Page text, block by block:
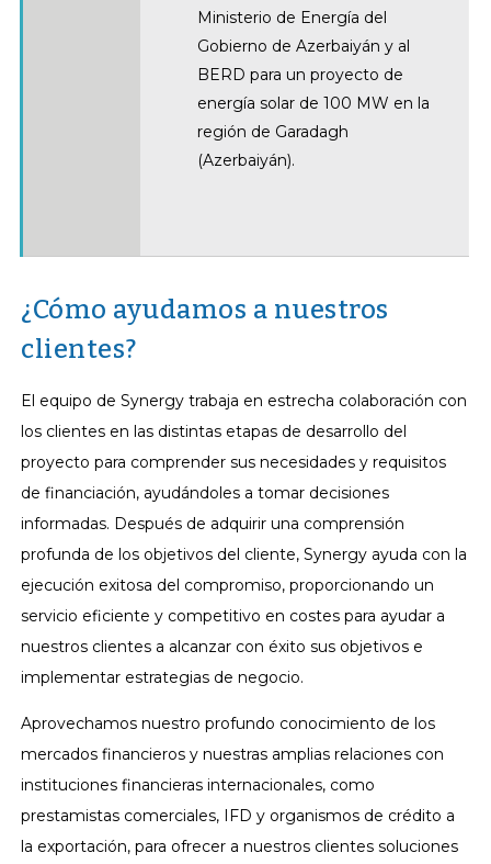
Ministerio de Energía del
Gobierno de Azerbaiyán y al
BERD para un proyecto de
energía solar de 100 MW en la
región de Garadagh
(Azerbaiyán).
¿Cómo ayudamos a nuestros
clientes?
El equipo de Synergy trabaja en estrecha colaboración con
los clientes en las distintas etapas de desarrollo del
proyecto para comprender sus necesidades y requisitos
de financiación, ayudándoles a tomar decisiones
informadas. Después de adquirir una comprensión
profunda de los objetivos del cliente, Synergy ayuda con la
ejecución exitosa del compromiso, proporcionando un
servicio eficiente y competitivo en costes para ayudar a
nuestros clientes a alcanzar con éxito sus objetivos e
implementar estrategias de negocio.
Aprovechamos nuestro profundo conocimiento de los
mercados financieros y nuestras amplias relaciones con
instituciones financieras internacionales, como
prestamistas comerciales, IFD y organismos de crédito a
la exportación, para ofrecer a nuestros clientes soluciones